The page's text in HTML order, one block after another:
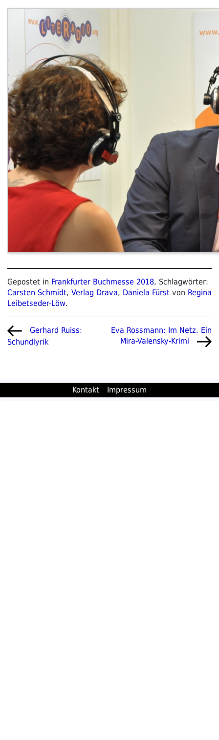
Gepostet in Frankfurter Buchmesse 2018, Schlagwörter:
Carsten Schmidt, Verlag Drava, Daniela Fürst von Regina
Leibetseder-Löw.
Beitragsnavigation
Vorheriger
Beitrag
Gerhard Ruiss:
Schundlyrik
Nächster
Beitrag
Eva Rossmann: Im Netz. Ein
Mira-Valensky-Krimi
Kontakt Impressum